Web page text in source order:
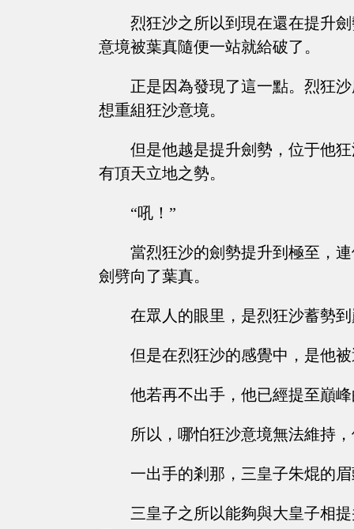
烈狂沙之所以到現在還在提升
意境被葉真隨便一站就給破了。
正是因為發現了這一點。烈狂
想重組狂沙意境。
但是他越是提升劍勢，位于他
有頂天立地之勢。
“吼！”
當烈狂沙的劍勢提升到極至，
劍劈向了葉真。
在眾人的眼里，是烈狂沙蓄勢
但是在烈狂沙的感覺中，是他
他若再不出手，他已經提至巔
所以，哪怕狂沙意境無法維持
一出手的剎那，三皇子朱焜的
三皇子之所以能夠與大皇子相